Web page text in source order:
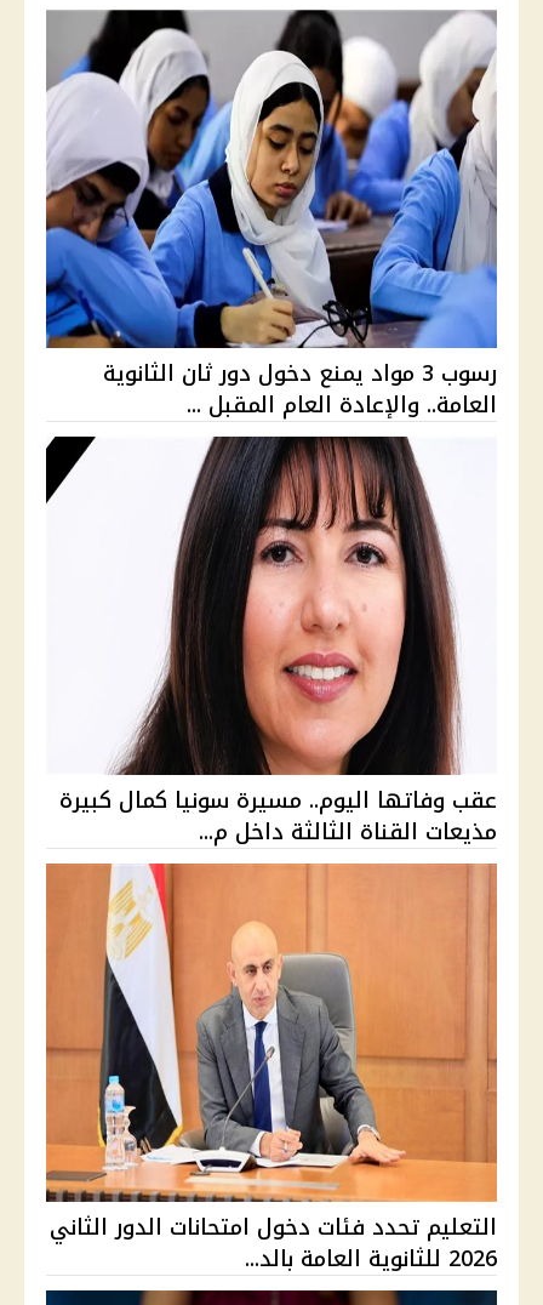
رسوب 3 مواد يمنع دخول دور ثان الثانوية
العامة.. والإعادة العام المقبل ...
عقب وفاتها اليوم.. مسيرة سونيا كمال كبيرة
مذيعات القناة الثالثة داخل م...
التعليم تحدد فئات دخول امتحانات الدور الثاني
2026 للثانوية العامة بالد...